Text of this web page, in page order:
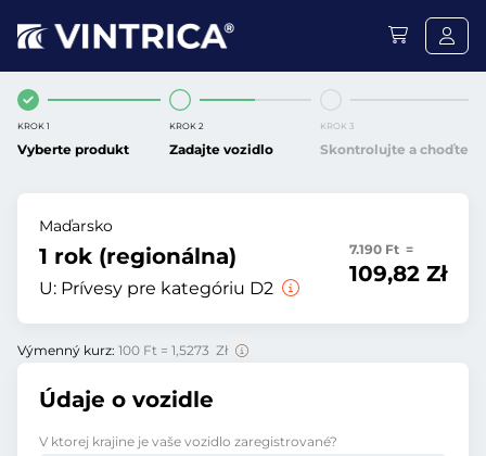
KROK 1
Vyberte produkt
KROK 2
Zadajte vozidlo
KROK 3
Skontrolujte a choďte
Maďarsko
1 rok (regionálna)
U: Prívesy pre kategóriu D2
7.190 Ft =
109,82 Zł
Výmenný kurz: 100 Ft = 1,5273 Zł
Údaje o vozidle
V ktorej krajine je vaše vozidlo zaregistrované?